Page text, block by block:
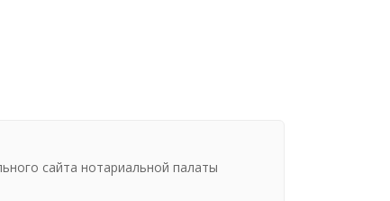
сайта нотариальной палаты